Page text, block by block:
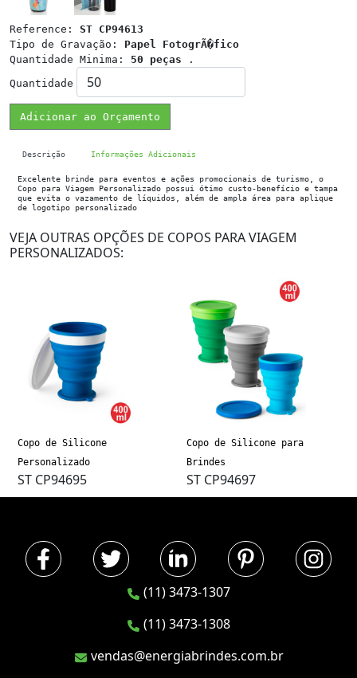
Reference: ST CP94613
Tipo de Gravação: Papel FotogrÃ�fico
Quantidade Minima: 50 peças .
Quantidade
Adicionar ao Orçamento
Descrição Informações Adicionais
Excelente brinde para eventos e ações promocionais de turismo, o
Copo para Viagem Personalizado possui ótimo custo-benefício e tampa
que evita o vazamento de líquidos, além de ampla área para aplique
de logotipo personalizado
VEJA OUTRAS OPÇÕES DE COPOS PARA VIAGEM
PERSONALIZADOS:
Copo de Silicone
Personalizado
ST CP94695
Copo de Silicone para
Brindes
ST CP94697
(11) 3473-1307
(11) 3473-1308
vendas@energiabrindes.com.br